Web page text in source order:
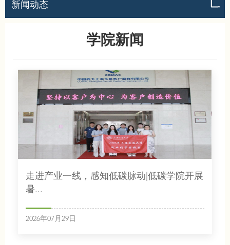
新闻动态
学院新闻
走进产业一线，感知低碳脉动|低碳学院开展
暑...
2026年07月29日